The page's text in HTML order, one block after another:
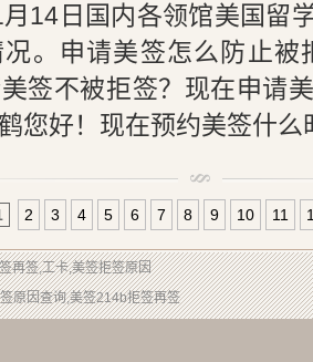
14日国内各领馆美国留
。申请美签怎么防止被
签不被拒签？现在申请
您好！现在预约美签什么
2 3 4 5 6 7 8 9 10 11
再签,工卡,美签拒签原因
原因查询,美签214b拒签再签